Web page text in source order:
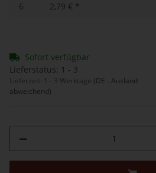
6
2,79 € *
Sofort verfügbar
Lieferstatus: 1 - 3
Lieferzeit: 1 - 3 Werktage (DE - Ausland
abweichend)